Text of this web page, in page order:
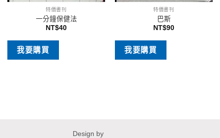
特價書刊
一分鐘保健法
NT$40
我要購買
特價書刊
巴斯
NT$90
我要購買
Design by